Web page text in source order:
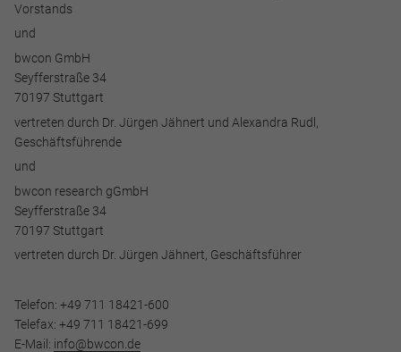
Vorstands
und
bwcon GmbH
Seyfferstraße 34
70197 Stuttgart
vertreten durch Dr. Jürgen Jähnert und Alexandra Rudl,
Geschäftsführende
und
bwcon research gGmbH
Seyfferstraße 34
70197 Stuttgart
vertreten durch Dr. Jürgen Jähnert, Geschäftsführer
Telefon: +49 711 18421-600
Telefax: +49 711 18421-699
E-Mail: info@bwcon.de